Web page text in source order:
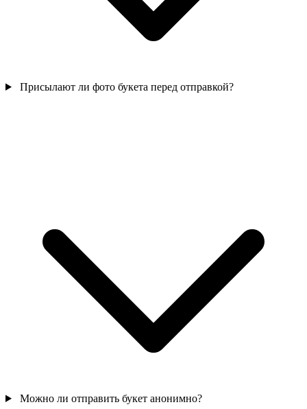
Присылают ли фото букета перед отправкой?
Можно ли отправить букет анонимно?